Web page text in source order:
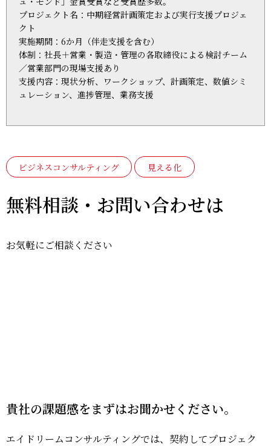
プロジェクト名：中期経営計画策定および実行支援プロジェ
クト
実施期間：6か月（伴走支援を含む）
体制：社長＋営業・製造・管理の各取締役による検討チーム
／営業部門の現場支援あり
支援内容：現状分析、ワークショップ、計画策定、数値シミ
ュレーション、進捗管理、業務支援
ビジネスコンサルティング 見える化
無料相談・お問い合わせは
お気軽にご相談ください
貴社の課題感をまずはお聞かせください。
エイドリームコンサルティングでは、契約してプロジェク